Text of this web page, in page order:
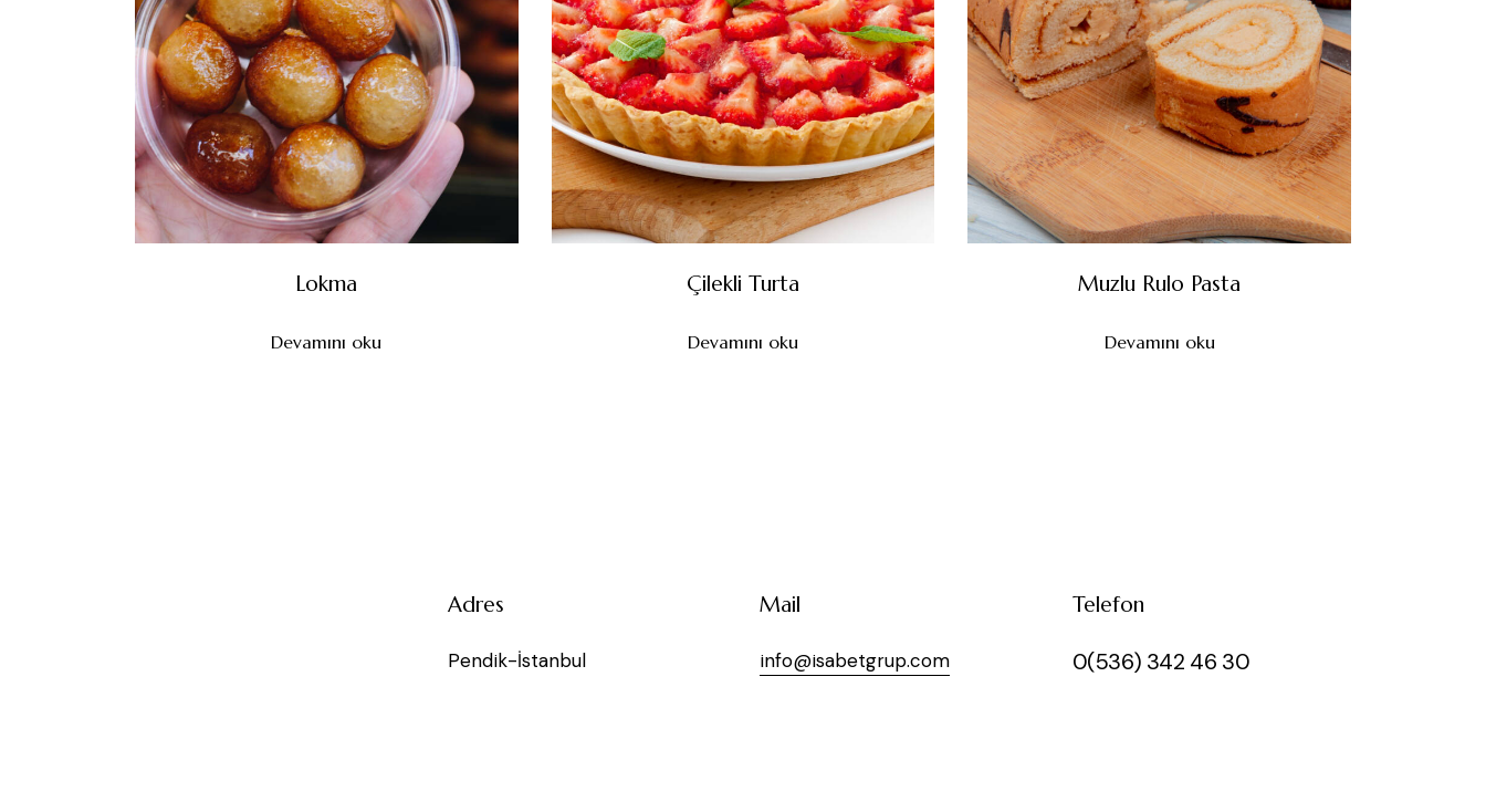
Lokma
Devamını oku
Çilekli Turta
Devamını oku
Muzlu Rulo Pasta
Devamını oku
Adres
Pendik-İstanbul
Mail
info@isabetgrup.com
Telefon
0(536) 342 46 30